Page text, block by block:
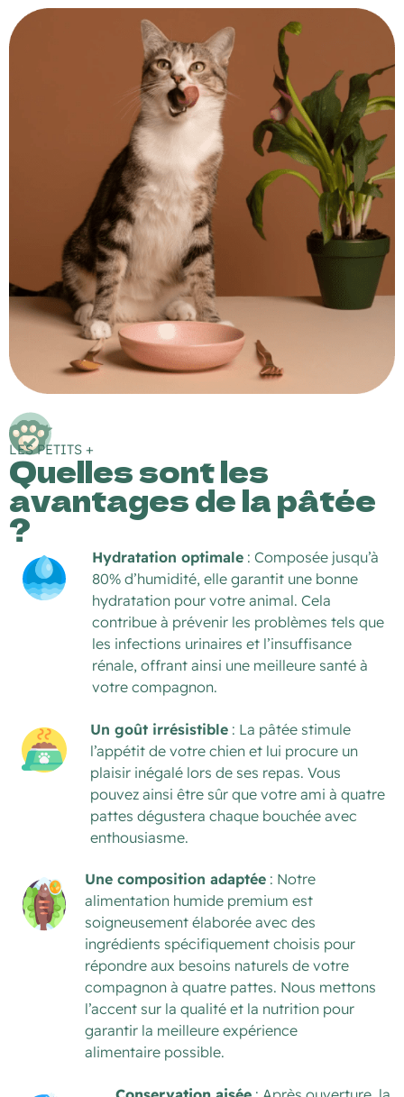
LES PETITS +
Quelles sont les
avantages de la pâtée
?
Hydratation optimale: Composée jusqu’à
80% d’humidité, elle garantit une bonne
hydratation pour votre animal. Cela
contribue à prévenir les problèmes tels que
les infections urinaires et l’insuffisance
rénale, offrant ainsi une meilleure santé à
votre compagnon.
Un goût irrésistible: La pâtée stimule
l’appétit de votre chien et lui procure un
plaisir inégalé lors de ses repas. Vous
pouvez ainsi être sûr que votre ami à quatre
pattes dégustera chaque bouchée avec
enthousiasme.
Une composition adaptée : Notre
alimentation humide premium est
soigneusement élaborée avec des
ingrédients spécifiquement choisis pour
répondre aux besoins naturels de votre
compagnon à quatre pattes. Nous mettons
l’accent sur la qualité et la nutrition pour
garantir la meilleure expérience
alimentaire possible.